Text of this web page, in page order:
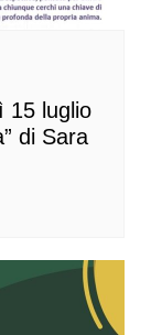
15 luglio
di Sara